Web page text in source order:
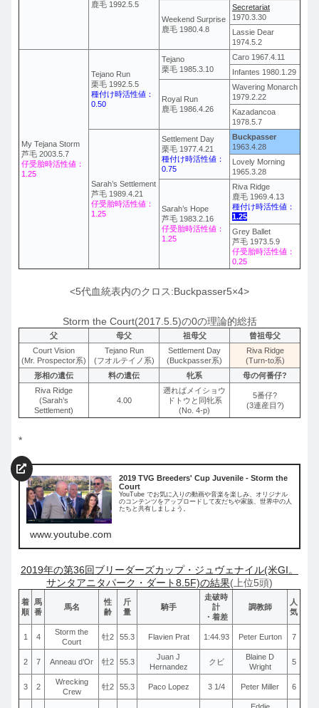
鹿毛 1992.5.5
Weekend Surprise
鹿毛 1980.4.8
Secretariat
1970.3.30
Lassie Dear
1974.5.2
My Tejana Storm
芦毛 2003.5.7
仔受胎時活性値：
1.25
Tejano Run
栗毛 1992.5.5
種付け時活性値：
0.50
Tejano
栗毛 1985.3.10
Caro 1967.4.11
Infantes 1980.1.29
Royal Run
鹿毛 1986.4.26
Wavering Monarch
1979.2.22
Kazadancoa
1978.5.7
Sarah’s Settlement
芦毛 1989.4.21
仔受胎時活性値：
1.25
Settlement Day
栗毛 1977.4.21
種付け時活性値：
0.75
Buckpasser
1963.4.28
Lovely Morning
1965.3.28
Sarah’s Hope
芦毛 1983.2.16
仔受胎時活性値：
1.25
Riva Ridge
鹿毛 1969.4.13
種付け時活性値：
1.25
Grey Ballet
芦毛 1973.5.9
仔受胎時活性値：
0.25
<5代血統表内のクロス:Buckpasser5×4>
Storm the Court(2017.5.5)の0の理論的総括
父 母父 祖母父
曾祖母父
Court Vision
(Mr. Prospector系)
Tejano Run
(フオルテイノ系)
Settlement Day
(Buckpasser系)
Riva Ridge
(Turn-to系)
形相の遺伝
料の遺伝 牝系
母の何番仔?
Riva Ridge
(Sarah’s
Settlement)
4.00
遡ればメイショウ
ドトウと同牝系
(No. 4-p)
5番仔?
(3連産目?)
*
2019 TVG Breeders' Cup Juvenile - Storm the
Court
YouTube でお気に入りの動画や音楽を楽しみ、オリジナル
のコンテンツをアップロードして友だちや家族、世界中の人
たちと共有しましょう。
www.youtube.com
2019年の第36回ブリーダーズカップ・ジュヴェナイル(米GI。
サンタアニタパーク・ダート8.5F)の結果(上位5頭)
着
順
馬
番
馬名
性
齢
斤
量
騎手
走破時
計
・着差
調教師
人
気
1 4
Storm the
Court
牡2 55.3 Flavien Prat 1:44.93 Peter Eurton 7
2 7 Anneau d’Or 牡2 55.3
Juan J
Hernandez
クビ
Blaine D
Wright
5
3 2
Wrecking
Crew
牡2 55.3 Paco Lopez 3 1/4 Peter Miller 6